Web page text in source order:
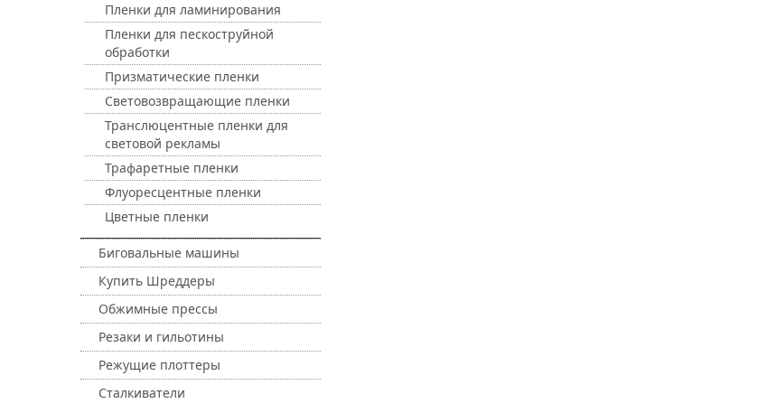
Пленки для ламинирования
Пленки для пескоструйной
обработки
Призматические пленки
Световозвращающие пленки
Транслюцентные пленки для
световой рекламы
Трафаретные пленки
Флуоресцентные пленки
Цветные пленки
Биговальные машины
Купить Шреддеры
Обжимные прессы
Резаки и гильотины
Режущие плоттеры
Сталкиватели